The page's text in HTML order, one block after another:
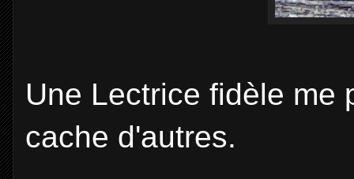
Une Lectrice fidèle me
cache d'autres.